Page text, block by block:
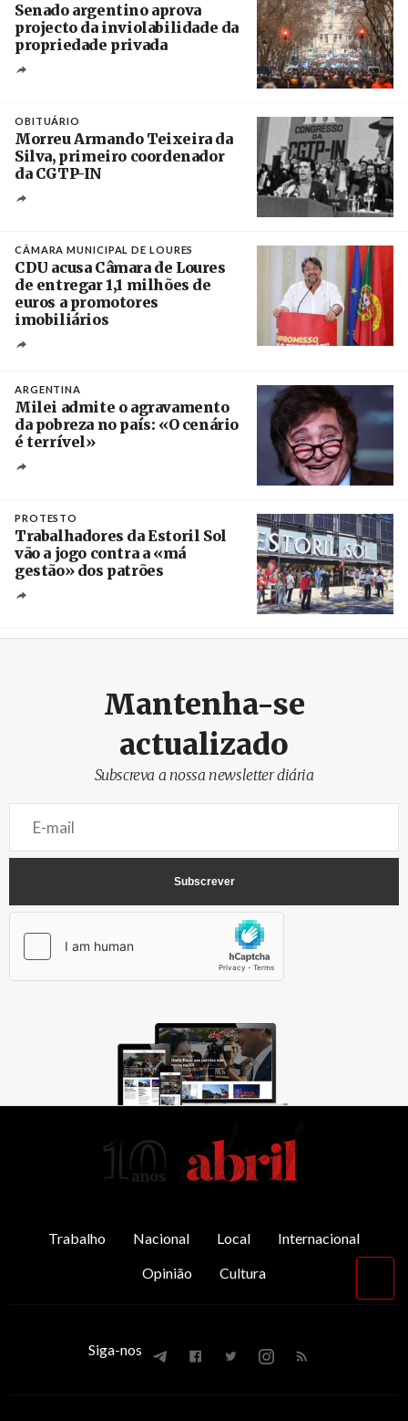
Senado argentino aprova
projecto da inviolabilidade da
propriedade privada
OBITUÁRIO
Morreu Armando Teixeira da
Silva, primeiro coordenador
da CGTP-IN
CÂMARA MUNICIPAL DE LOURES
CDU acusa Câmara de Loures
de entregar 1,1 milhões de
euros a promotores
imobiliários
ARGENTINA
Milei admite o agravamento
da pobreza no país: «O cenário
é terrível»
PROTESTO
Trabalhadores da Estoril Sol
vão a jogo contra a «má
gestão» dos patrões
Mantenha-se
actualizado
Subscreva a nossa newsletter diária
Trabalho Nacional Local
Internacional
Opinião
Cultura
Siga-nos